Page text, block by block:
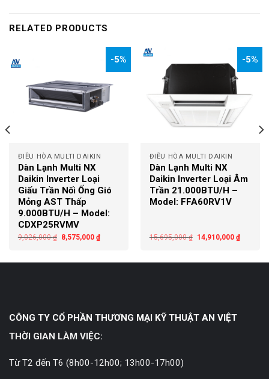
RELATED PRODUCTS
-5%
ĐIỀU HÒA MULTI DAIKIN
Dàn Lạnh Multi NX
Daikin Inverter Loại
Giấu Trần Nối Ống Gió
Mỏng AST Thấp
9.000BTU/H – Model:
CDXP25RVMV
9,026,000₫ 8,575,000₫
-5%
ĐIỀU HÒA MULTI DAIKIN
Dàn Lạnh Multi NX
Daikin Inverter Loại Âm
Trần 21.000BTU/H –
Model: FFA60RV1V
15,695,000₫ 14,910,000₫
CÔNG TY CỔ PHẦN THƯƠNG MẠI KỸ THUẬT AN VIỆT
THỜI GIAN LÀM VIỆC:
Từ T2 đến T6 (8h00-12h00; 13h00-17h00)